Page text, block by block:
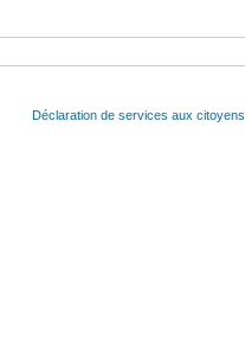
Déclaration de services aux citoyens